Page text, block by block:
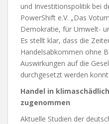
und Investitionspolitik bei
PowerShift e.V. „Das
Demokratie, für Umwelt-
Es stellt klar, dass die
Handelsabkommen ohne
Auswirkungen auf die
durchgesetzt werden
Handel in
zugenommen
Aktuelle Studien der